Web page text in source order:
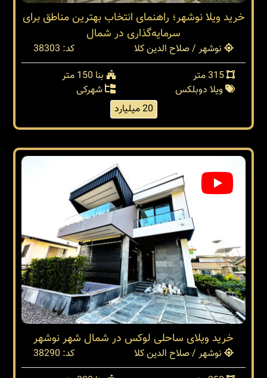
خرید ویلا نوشهر؛ راهنمای انتخاب بهترین مناطق برای
سرمایه‌گذاری در شمال
نوشهر / صلاح الدین کلا
کد: 38303
بنا 150 متر
ویلا دوبلکس
شهرکی
20 میلیارد
خرید ویلای ساحلی لوکس در شمال شهر نوشهر
نوشهر / صلاح الدین کلا
کد: 38290